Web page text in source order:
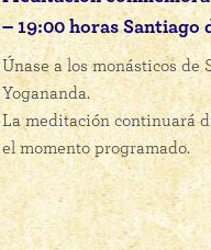
– 19:00 horas Santiago
Únase a los monásticos de
Yogananda.
La meditación continuará
el momento programado.